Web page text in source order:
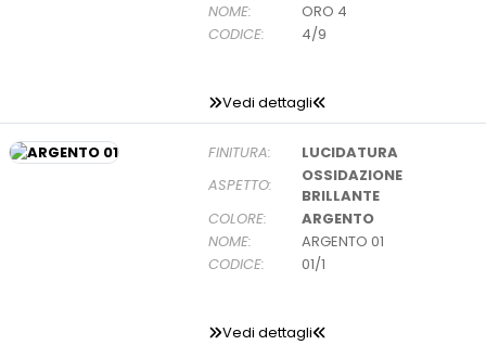
NOME:
ORO 4
CODICE:
4/9
Vedi dettagli
FINITURA:
LUCIDATURA
ASPETTO:
OSSIDAZIONE
BRILLANTE
COLORE:
ARGENTO
NOME:
ARGENTO 01
CODICE:
01/1
Vedi dettagli